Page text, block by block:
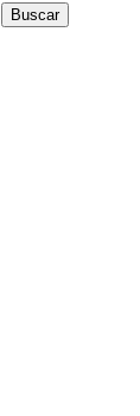
Buscar